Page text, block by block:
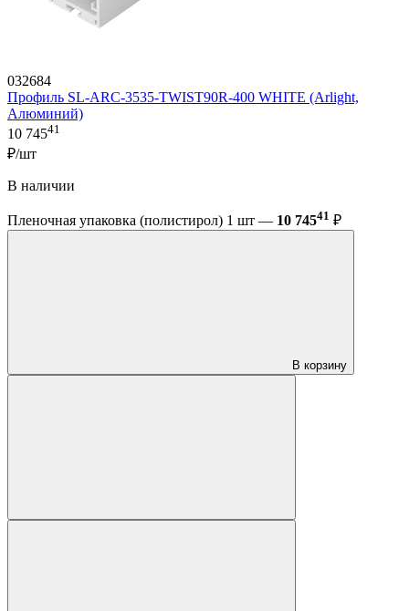
032684
Профиль SL-ARC-3535-TWIST90R-400 WHITE (Arlight,
Алюминий)
10 74541
₽/шт
В наличии
Пленочная упаковка (полистирол) 1 шт — 10 74541 ₽
В корзину